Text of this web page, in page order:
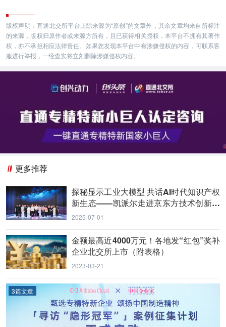
版权声明：直通北交所平台上除来源为“原创”的文章外，其余文章均来自所标注
的来源，版权归原作者或来源方所有，且已获得相关授权，本平台不拥有其著作
权，亦不承担相应法律责任。如果您发现本平台中有涉嫌侵权的内容，可联系客
服进行举报，一经查实将立刻删除涉嫌侵权内容。
更多推荐
探秘显示工业大模型 共话AI时代知识产权
新生态——凯派尔走进京东方技术创新中
心
2025-07-01
金额最高近4000万元！各地发“红包”奖补
企业北交所上市（附表格）
2023-03-21
3篇文章